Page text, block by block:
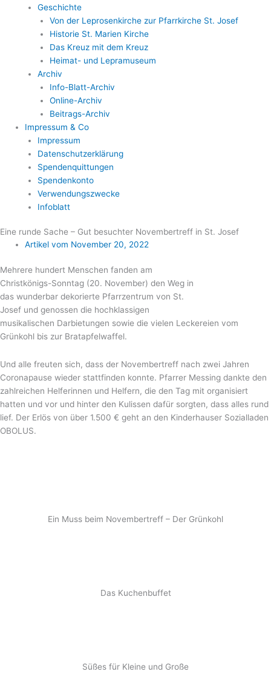
Geschichte
Von der Leprosenkirche zur Pfarrkirche St. Josef
Historie St. Marien Kirche
Das Kreuz mit dem Kreuz
Heimat- und Lepramuseum
Archiv
Info-Blatt-Archiv
Online-Archiv
Beitrags-Archiv
Impressum & Co
Impressum
Datenschutzerklärung
Spendenquittungen
Spendenkonto
Verwendungszwecke
Infoblatt
Eine runde Sache – Gut besuchter Novembertreff in St. Josef
Artikel vom November 20, 2022
Mehrere hundert Menschen fanden am
Christkönigs-Sonntag (20. November) den Weg in
das wunderbar dekorierte Pfarrzentrum von St.
Josef und genossen die hochklassigen
musikalischen Darbietungen sowie die vielen Leckereien vom
Grünkohl bis zur Bratapfelwaffel.
Und alle freuten sich, dass der Novembertreff nach zwei Jahren
Coronapause wieder stattfinden konnte. Pfarrer Messing dankte den
zahlreichen Helferinnen und Helfern, die den Tag mit organisiert
hatten und vor und hinter den Kulissen dafür sorgten, dass alles rund
lief. Der Erlös von über 1.500 € geht an den Kinderhauser Sozialladen
OBOLUS.
Ein Muss beim Novembertreff – Der Grünkohl
Das Kuchenbuffet
Süßes für Kleine und Große